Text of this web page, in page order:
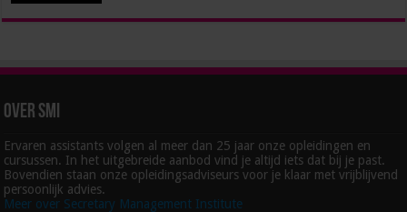
Over SMI
Ervaren assistants volgen al meer dan 25 jaar onze opleidingen en
cursussen. In het uitgebreide aanbod vind je altijd iets dat bij je past.
Bovendien staan onze opleidingsadviseurs voor je klaar met vrijblijvend
persoonlijk advies.
Meer over Secretary Management Institute